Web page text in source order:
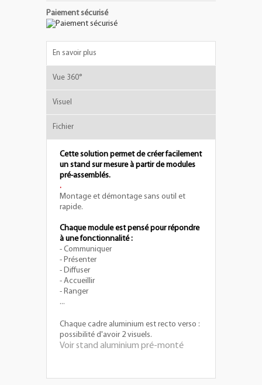
Paiement sécurisé
En savoir plus
Vue 360°
Visuel
Fichier
Cette solution permet de créer facilement
un stand sur mesure à partir de modules
pré-assemblés.
.
Montage et démontage sans outil et
rapide.
Chaque module est pensé pour répondre
à une fonctionnalité :
- Communiquer
- Présenter
- Diffuser
- Accueillir
- Ranger
...
Chaque cadre aluminium est recto verso :
possibilité d'avoir 2 visuels.
Voir stand aluminium pré-monté